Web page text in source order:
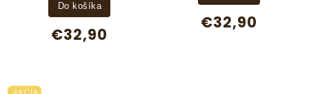
€32,90
Do košíka
€32,90